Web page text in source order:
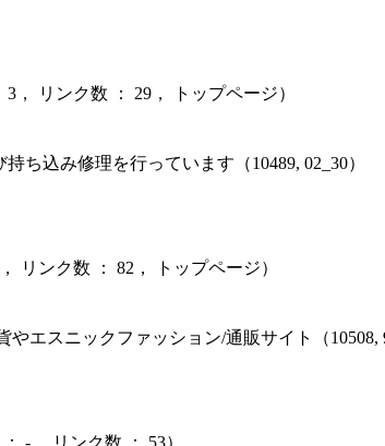
3， リンク数 ： 29， トップページ）
ち込み修理を行っています（10489, 02_30）
リンク数 ： 82， トップページ）
エスニックファッション/通販サイト（10508,